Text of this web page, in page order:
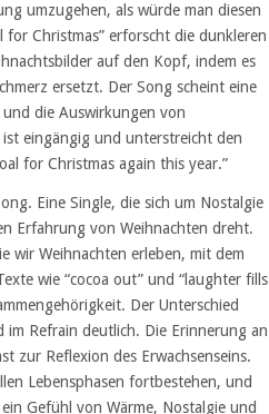
umzugehen, als würde man diesen
for Christmas” erforscht die dunkleren
auf den Kopf, indem es
ersetzt. Der Song scheint eine
die Auswirkungen von
eingängig und unterstreicht den
for Christmas again this year.”
Eine Single, die sich um Nostalgie
Erfahrung von Weihnachten dreht.
wir Weihnachten erleben, mit dem
wie “cocoa out” und “laughter fills
Der Unterschied
im Refrain deutlich. Die Erinnerung an
zur Reflexion des Erwachsenseins.
Lebensphasen fortbestehen, und
Gefühl von Wärme, Nostalgie und